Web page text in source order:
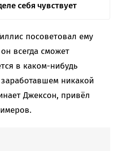
себя чувствует
посоветовал ему
всегда сможет
в каком-нибудь
никакой
Джексон, привёл